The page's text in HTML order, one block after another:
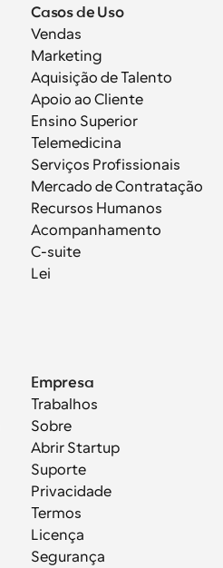
Casos de Uso
Vendas
Marketing
Aquisição de Talento
Apoio ao Cliente
Ensino Superior
Telemedicina
Serviços Profissionais
Mercado de Contratação
Recursos Humanos
Acompanhamento
C-suite
Lei
Empresa
Trabalhos
Sobre
Abrir Startup
Suporte
Privacidade
Termos
Licença
Segurança